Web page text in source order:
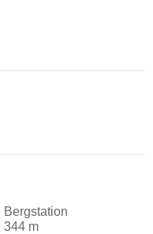
Bergstation
344 m